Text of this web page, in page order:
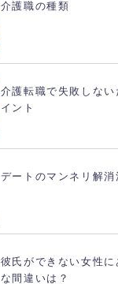
介護職の種類
介護転職で失敗しない
イント
デートのマンネリ解消
彼氏ができない女性に
な間違いは？